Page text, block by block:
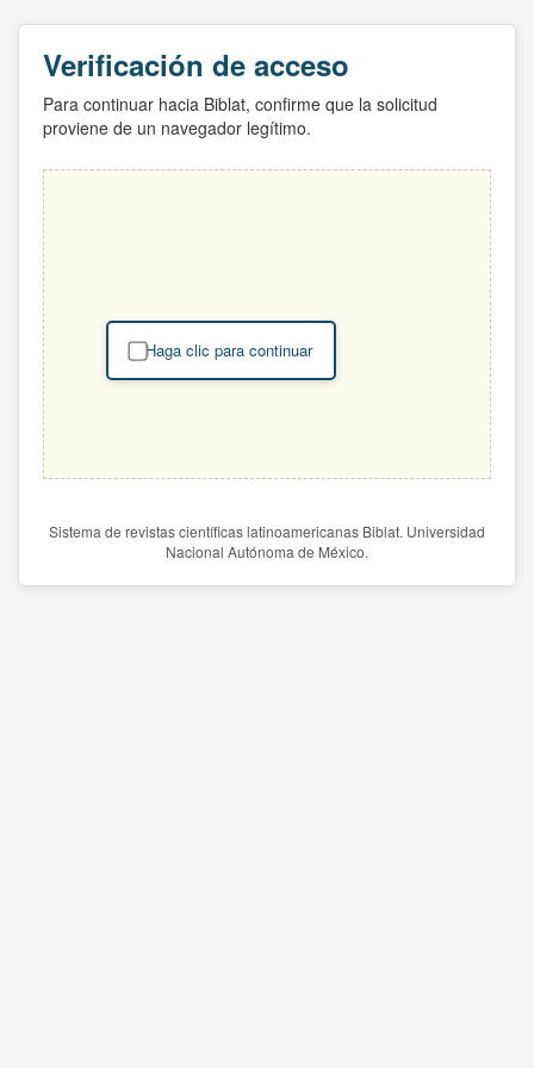
Verificación de acceso
Para continuar hacia Biblat, confirme que la solicitud
proviene de un navegador legítimo.
Haga clic para continuar
Sistema de revistas científicas latinoamericanas Biblat. Universidad
Nacional Autónoma de México.